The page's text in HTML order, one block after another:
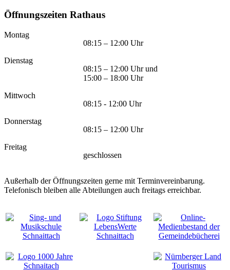
Öffnungszeiten Rathaus
Montag
08:15 – 12:00 Uhr
Dienstag
08:15 – 12:00 Uhr und
15:00 – 18:00 Uhr
Mittwoch
08:15 - 12:00 Uhr
Donnerstag
08:15 – 12:00 Uhr
Freitag
geschlossen
Außerhalb der Öffnungszeiten gerne mit Terminvereinbarung.
Telefonisch bleiben alle Abteilungen auch freitags erreichbar.